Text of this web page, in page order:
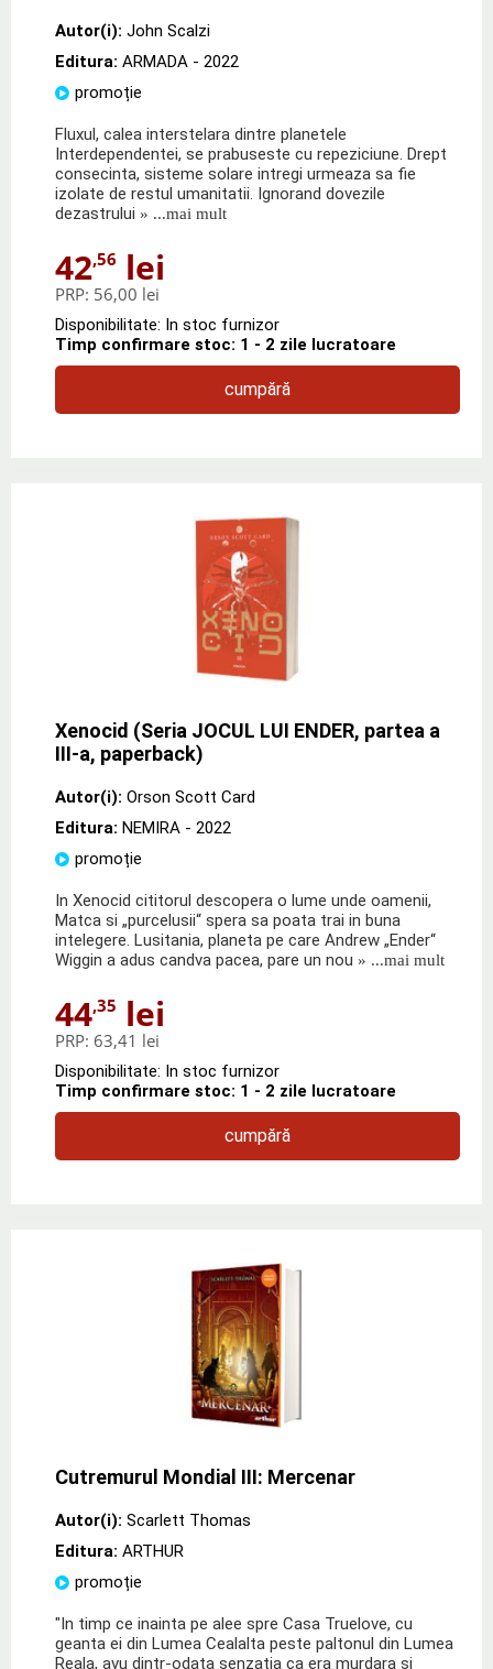
Autor(i): John Scalzi
Editura: ARMADA - 2022
promoție
Fluxul, calea interstelara dintre planetele
Interdependentei, se prabuseste cu repeziciune. Drept
consecinta, sisteme solare intregi urmeaza sa fie
izolate de restul umanitatii. Ignorand dovezile
dezastrului » ...mai mult
42,56 lei
PRP: 56,00 lei
Disponibilitate: In stoc furnizor
Timp confirmare stoc: 1 - 2 zile lucratoare
cumpără
Xenocid (Seria JOCUL LUI ENDER, partea a
III-a, paperback)
Autor(i): Orson Scott Card
Editura: NEMIRA - 2022
promoție
In Xenocid cititorul descopera o lume unde oamenii,
Matca si „purcelusii“ spera sa poata trai in buna
intelegere. Lusitania, planeta pe care Andrew „Ender“
Wiggin a adus candva pacea, pare un nou » ...mai mult
44,35 lei
PRP: 63,41 lei
Disponibilitate: In stoc furnizor
Timp confirmare stoc: 1 - 2 zile lucratoare
cumpără
Cutremurul Mondial III: Mercenar
Autor(i): Scarlett Thomas
Editura: ARTHUR
promoție
"In timp ce inainta pe alee spre Casa Truelove, cu
geanta ei din Lumea Cealalta peste paltonul din Lumea
Reala, avu dintr-odata senzatia ca era murdara si